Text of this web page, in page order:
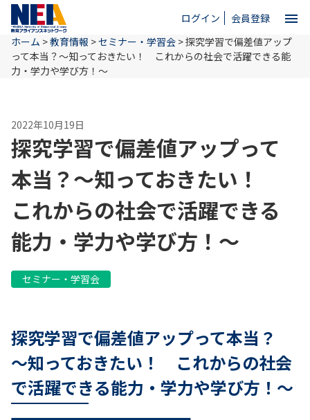
ログイン 会員登録 menu
close
NEAとは
教育情報
お問い合わせ
ホーム >教育情報 >セミナー・学習会 >探究学習で偏差値アップ
って本当？～知っておきたい！ これからの社会で活躍できる能
力・学力や学び方！～
2022年10月19日
探究学習で偏差値アップって
本当？～知っておきたい！
これからの社会で活躍できる
能力・学力や学び方！～
セミナー・学習会
探究学習で偏差値アップって本当？
～知っておきたい！ これからの社会
で活躍できる能力・学力や学び方！～